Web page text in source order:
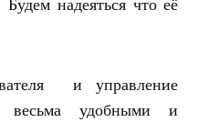
и управление
весьма удобными и